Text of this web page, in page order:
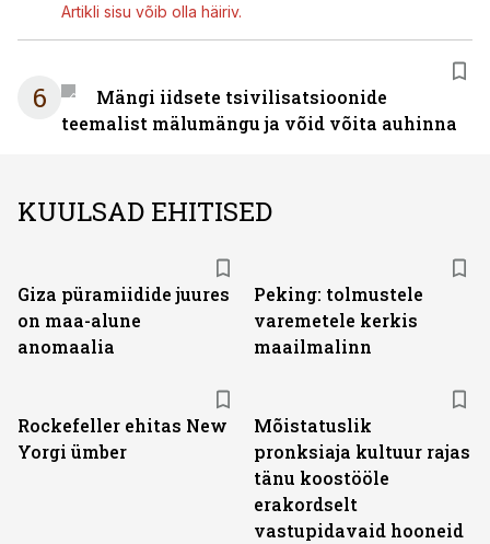
Artikli sisu võib olla häiriv.
6
Mängi iidsete tsivilisatsioonide
teemalist mälumängu ja võid võita auhinna
KUULSAD EHITISED
Giza püramiidide juures
on maa-alune
anomaalia
Peking: tolmustele
varemetele kerkis
maailmalinn
Rockefeller ehitas New
Yorgi ümber
Mõistatuslik
pronksiaja kultuur rajas
tänu koostööle
erakordselt
vastupidavaid hooneid